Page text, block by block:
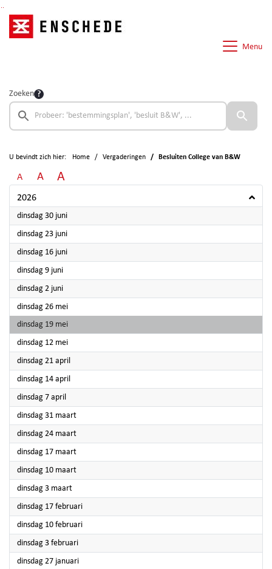
Menu
Zoeken
U bevindt zich hier: Home Vergaderingen Besluiten College van B&W
A A A
2026
dinsdag 30 juni2026
dinsdag 23 juni2026
dinsdag 16 juni2026
dinsdag 9 juni2026
dinsdag 2 juni2026
dinsdag 26 mei2026
dinsdag 19 mei2026
dinsdag 12 mei2026
dinsdag 21 april
dinsdag 14 april
dinsdag 7 april
dinsdag 31 maart2026
dinsdag 24 maart2026
dinsdag 17 maart2026
dinsdag 10 maart2026
dinsdag 3 maart2026
dinsdag 17 februari2026
dinsdag 10 februari2026
dinsdag 3 februari2026
dinsdag 27 januari2026